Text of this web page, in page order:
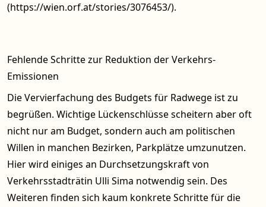
(https://wien.orf.at/stories/3076453/).
Fehlende Schritte zur Reduktion der Verkehrs-
Emissionen
Die Vervierfachung des Budgets für Radwege ist zu
begrüßen. Wichtige Lückenschlüsse scheitern aber oft
nicht nur am Budget, sondern auch am politischen
Willen in manchen Bezirken, Parkplätze umzunutzen.
Hier wird einiges an Durchsetzungskraft von
Verkehrsstadträtin Ulli Sima notwendig sein. Des
Weiteren finden sich kaum konkrete Schritte für die